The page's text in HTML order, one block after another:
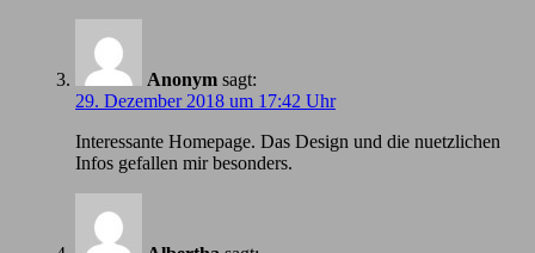
Anonym sagt:
29. Dezember 2018 um 17:42 Uhr
Іnteressante Homepage. Das Design und die nuetzlichen
Infos gefallen mir besonders.